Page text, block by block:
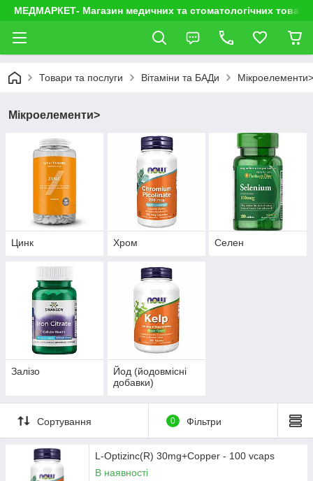
МЕДМАРКЕТ- Магазин медичних та стоматологічних
Товари та послуги Вітаміни та БАДи Мікроелементи>
Мікроелементи>
Цинк Хром Селен
Залізо
Йод (йодовмісні
добавки)
Сортування 0 Фільтри
L-Optizinc(R) 30mg+Copper - 100 vcaps
В наявності